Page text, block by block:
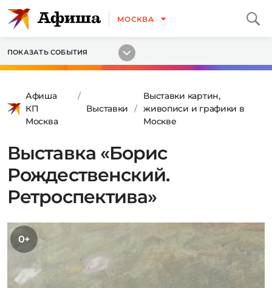
МОСКВА
ПОКАЗАТЬ СОБЫТИЯ
Афиша
КП
Москва
Выставки
Выставки картин,
живописи и графики в
Москве
Выставка «Борис
Рождественский.
Ретроспектива»
0+